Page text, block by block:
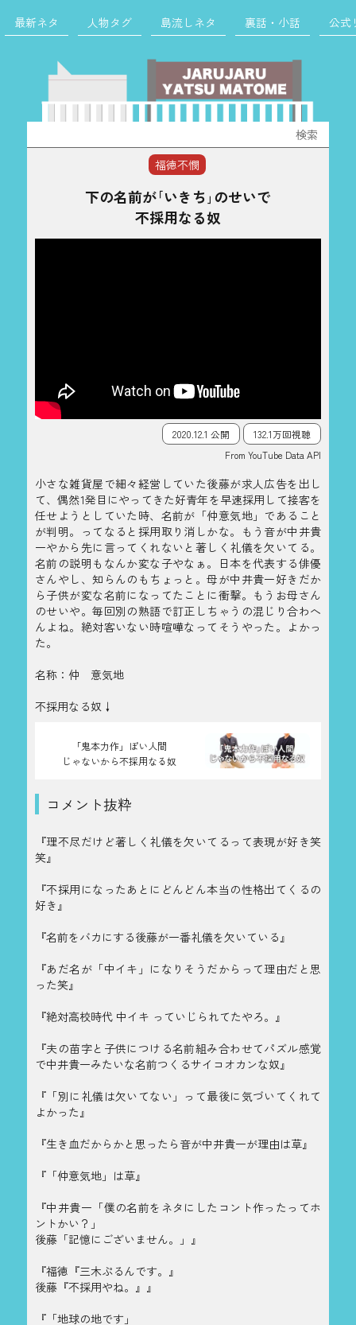
最新ネタ 人物タグ 島流しネタ 裏話・小話 公式
索:
福徳不憫
下の名前が｢いきち｣のせいで
不採用なる奴
2020.12.1 公開
132.1万回視聴
From YouTube Data API
小さな雑貨屋で細々経営していた後藤が求人広告を出し
て、偶然1発目にやってきた好青年を早速採用して接客を
任せようとしていた時、名前が「仲意気地」であること
が判明。ってなると採用取り消しかな。もう音が中井貴
一やから先に言ってくれないと著しく礼儀を欠いてる。
名前の説明もなんか変な子やなぁ。日本を代表する俳優
さんやし、知らんのもちょっと。母が中井貴一好きだか
ら子供が変な名前になってたことに衝撃。もうお母さん
のせいや。毎回別の熟語で訂正しちゃうの混じり合わへ
んよね。絶対客いない時喧嘩なってそうやった。よかっ
た。
名称：仲 意気地
不採用なる奴↓
「鬼本力作」ぽい人間
じゃないから不採用なる奴
コメント抜粋
『理不尽だけど著しく礼儀を欠いてるって表現が好き笑
笑』
『不採用になったあとにどんどん本当の性格出てくるの
好き』
『名前をバカにする後藤が一番礼儀を欠いている』
『あだ名が「中イキ」になりそうだからって理由だと思
った笑』
『絶対高校時代 中イキ っていじられてたやろ。』
『夫の苗字と子供につける名前組み合わせてパズル感覚
で中井貴一みたいな名前つくるサイコオカンな奴』
『「別に礼儀は欠いてない」って最後に気づいてくれて
よかった』
『生き血だからかと思ったら音が中井貴一が理由は草』
『「仲意気地」は草』
『中井貴一「僕の名前をネタにしたコント作ったってホ
ントかい？」
後藤「記憶にございません。」』
『福徳『三木ぷるんです。』
後藤『不採用やね。』』
『「地球の地です」